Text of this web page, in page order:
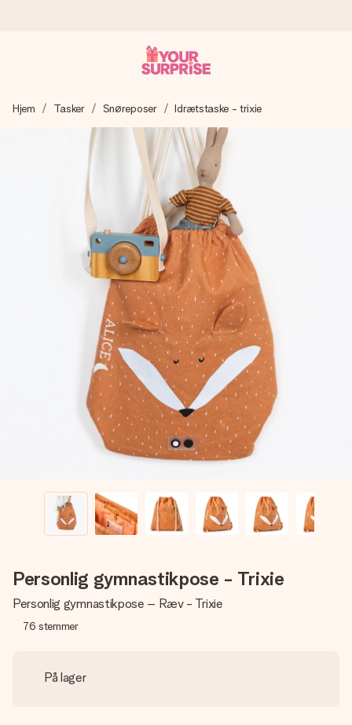
Vi laver din gave med omhu og sender den lynhurtigt – så
du kan give den på det helt rette tidspunkt, når den
betyder allermest.
4,7 (baseret på +15.000 anmeldelser)
Vores gaver inspirerer. Kunderne giver os 4,7 på Google
Gratis kort med hilsen
Lav noget særligt i blot få trin – med hendes navn, et
billede af dig eller en besked, der går lige i hendes hjerte.
Intet besvær men udelukkende en masse kærlighed i
Hjem Tasker Snøreposer Idrætstaske - trixie
Personlig gymnastikpose - Trixie
Personlig gymnastikpose – Ræv - Trixie
76 stemmer
På lager